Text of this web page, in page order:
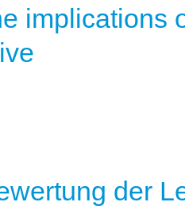
implications
der